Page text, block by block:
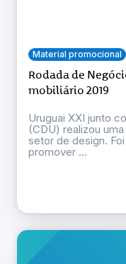
Material promocional
Rodada de
mobiliário 2019
Uruguai XXI junto
(CDU) realizou
setor de design.
promover ...